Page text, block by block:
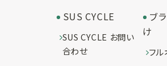
SUS CYCLE
SUS CYCLE お問い
合わせ
ブ
け
フ